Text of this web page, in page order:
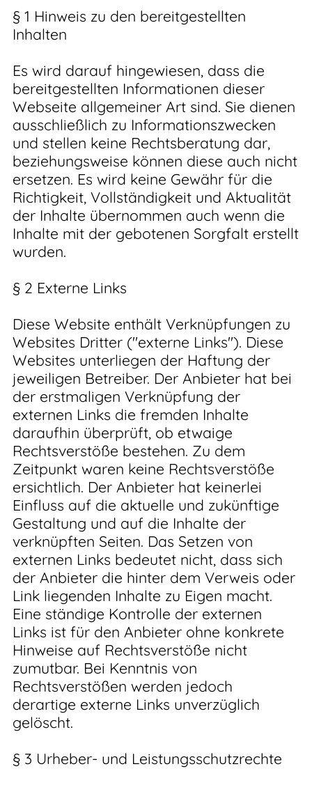
§ 1 Hinweis zu den bereitgestellten
Inhalten
Es wird darauf hingewiesen, dass die
bereitgestellten Informationen dieser
Webseite allgemeiner Art sind. Sie dienen
ausschließlich zu Informationszwecken
und stellen keine Rechtsberatung dar,
beziehungsweise können diese auch nicht
ersetzen. Es wird keine Gewähr für die
Richtigkeit, Vollständigkeit und Aktualität
der Inhalte übernommen auch wenn die
Inhalte mit der gebotenen Sorgfalt erstellt
wurden.
§ 2 Externe Links
Diese Website enthält Verknüpfungen zu
Websites Dritter ("externe Links"). Diese
Websites unterliegen der Haftung der
jeweiligen Betreiber. Der Anbieter hat bei
der erstmaligen Verknüpfung der
externen Links die fremden Inhalte
daraufhin überprüft, ob etwaige
Rechtsverstöße bestehen. Zu dem
Zeitpunkt waren keine Rechtsverstöße
ersichtlich. Der Anbieter hat keinerlei
Einfluss auf die aktuelle und zukünftige
Gestaltung und auf die Inhalte der
verknüpften Seiten. Das Setzen von
externen Links bedeutet nicht, dass sich
der Anbieter die hinter dem Verweis oder
Link liegenden Inhalte zu Eigen macht.
Eine ständige Kontrolle der externen
Links ist für den Anbieter ohne konkrete
Hinweise auf Rechtsverstöße nicht
zumutbar. Bei Kenntnis von
Rechtsverstößen werden jedoch
derartige externe Links unverzüglich
gelöscht.
§ 3 Urheber- und Leistungsschutzrechte